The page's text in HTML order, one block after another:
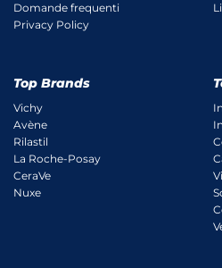
Domande frequenti
Privacy Policy
Top Brands
Vichy
Avène
Rilastil
La Roche-Posay
CeraVe
Nuxe